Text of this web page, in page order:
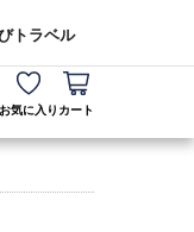
トラベル
お気に入り カート